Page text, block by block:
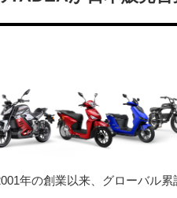
年の創業以来、グローバル